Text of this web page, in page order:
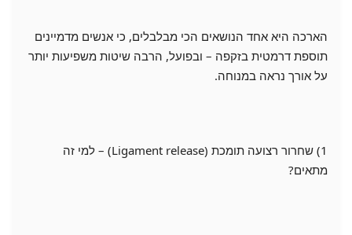
הארכה היא אחד הנושאים הכי מבלבלים, כי אנשים מדמיינים
תוספת דרמטית בזקפה – ובפועל, הרבה שיטות משפיעות יותר
על אורך נראה במנוחה.
1) שחרור רצועה תומכת (Ligament release) – למי זה
מתאים?